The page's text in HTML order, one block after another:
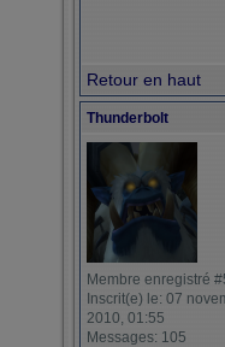
Retour en haut
Thunderbolt
Membre enregistré
Inscrit(e) le: 07
2010, 01:55
Messages: 105